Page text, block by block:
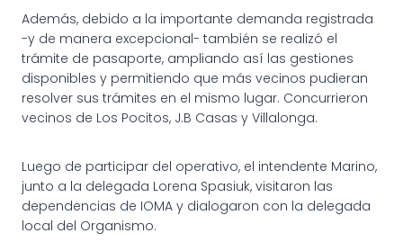
Además, debido a la importante demanda registrada
-y de manera excepcional- también se realizó el
trámite de pasaporte, ampliando así las gestiones
disponibles y permitiendo que más vecinos pudieran
resolver sus trámites en el mismo lugar. Concurrieron
vecinos de Los Pocitos, J.B Casas y Villalonga.
Luego de participar del operativo, el intendente Marino,
junto a la delegada Lorena Spasiuk, visitaron las
dependencias de IOMA y dialogaron con la delegada
local del Organismo.